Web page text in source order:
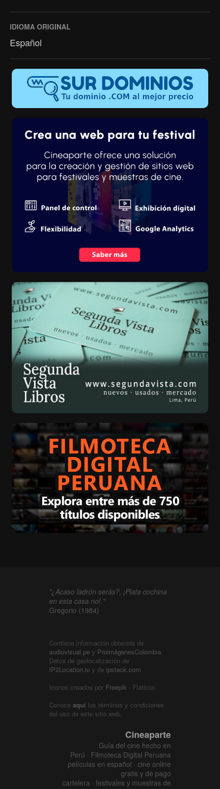
IDIOMA ORIGINAL
Español
"¿Acaso ladrón serás?, ¡Plata cochina
en esta casa no!."
Gregorio (1984)
Contiene información obtenida de
audiovisual.pe y ProimágenesColombia.
Datos de geolocalización de
IP2Location.io y de ipstack.com
Iconos creados por Freepik - Flaticon
Conoce aquí los términos y condiciones
del uso de este sitio web.
Cineaparte
Guía del cine hecho en
Perú · Filmoteca Digital Peruana
películas en español · cine online
gratis y de pago
cartelera · festivales y muestras de